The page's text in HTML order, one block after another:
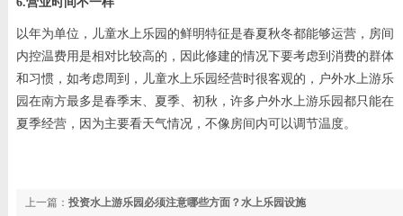
以年为单位，儿童水上乐园的鲜明特征是春夏秋冬都能够运营，房间
内控温费用是相对比较高的，因此修建的情况下要考虑到消费的群体
和习惯，如考虑周到，儿童水上乐园经营时很客观的，户外水上游乐
园在南方最多是春季末、夏季、初秋，许多户外水上游乐园都只能在
夏季经营，因为主要看天气情况，不像房间内可以调节温度。
上一篇： 投资水上游乐园必须注意哪些方面？水上乐园设施